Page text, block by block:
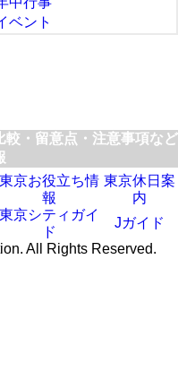
ベント
・留意点・注意事項など
東京お役立ち情
報
東京休日案
内
東京シティガイ
ド
Jガイド
All Rights Reserved.